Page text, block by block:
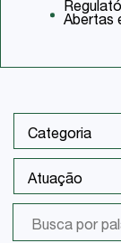
Abertas